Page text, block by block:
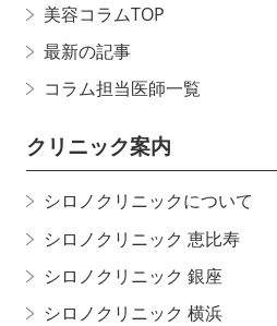
美容コラムTOP
最新の記事
コラム担当医師一覧
クリニック案内
シロノクリニックについて
シロノクリニック 恵比寿
シロノクリニック 銀座
シロノクリニック 横浜